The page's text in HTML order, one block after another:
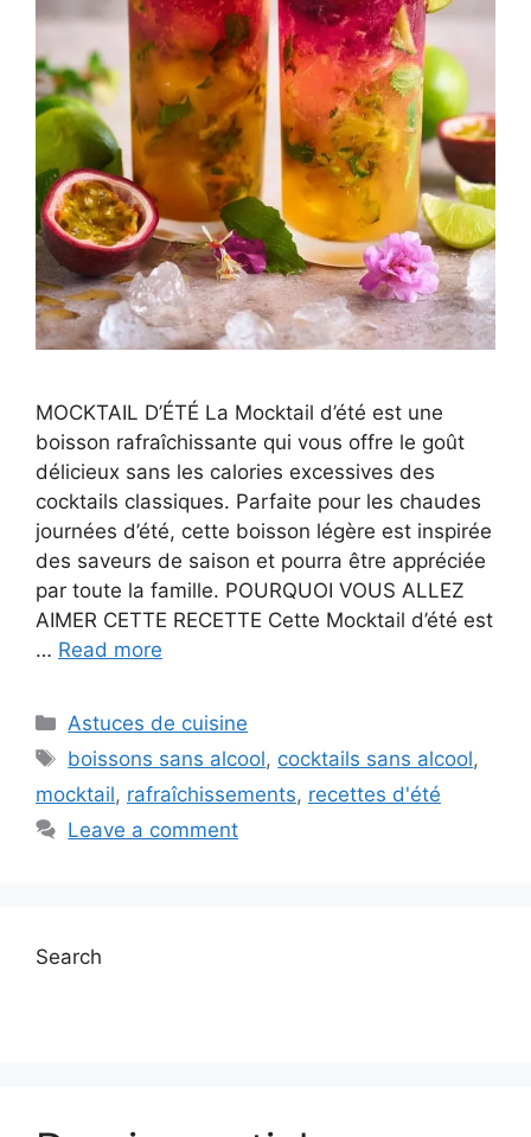
MOCKTAIL D’ÉTÉ La Mocktail d’été est une
boisson rafraîchissante qui vous offre le goût
délicieux sans les calories excessives des
cocktails classiques. Parfaite pour les chaudes
journées d’été, cette boisson légère est inspirée
des saveurs de saison et pourra être appréciée
par toute la famille. POURQUOI VOUS ALLEZ
AIMER CETTE RECETTE Cette Mocktail d’été est
… Read more
Categories
Astuces de cuisine
Tags
boissons sans alcool, cocktails sans alcool,
mocktail, rafraîchissements, recettes d'été
Leave a comment
Search